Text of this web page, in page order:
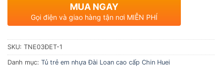
MUA NGAY
Gọi điện và giao hàng tận nơi MIỄN PHÍ
SKU: TNE03ĐET-1
Danh mục: Tủ trẻ em nhựa Đài Loan cao cấp Chin Huei